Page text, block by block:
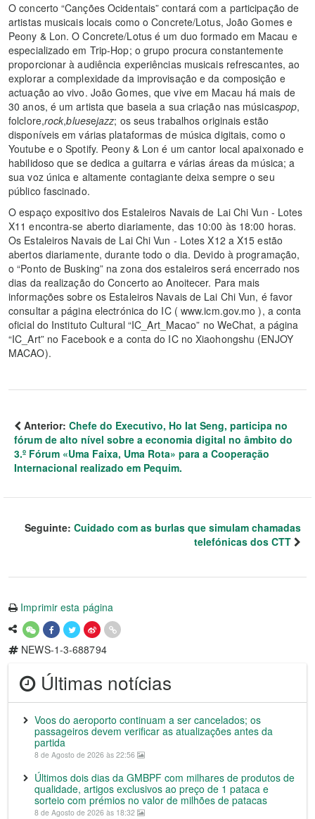
O concerto “Canções Ocidentais” contará com a participação de
artistas musicais locais como o Concrete/Lotus, João Gomes e
Peony & Lon. O Concrete/Lotus é um duo formado em Macau e
especializado em Trip-Hop; o grupo procura constantemente
proporcionar à audiência experiências musicais refrescantes, ao
explorar a complexidade da improvisação e da composição e
actuação ao vivo. João Gomes, que vive em Macau há mais de
30 anos, é um artista que baseia a sua criação nas músicaspop,
folclore,rock,bluesejazz; os seus trabalhos originais estão
disponíveis em várias plataformas de música digitais, como o
Youtube e o Spotify. Peony & Lon é um cantor local apaixonado e
habilidoso que se dedica a guitarra e várias áreas da música; a
sua voz única e altamente contagiante deixa sempre o seu
público fascinado.
O espaço expositivo dos Estaleiros Navais de Lai Chi Vun - Lotes
X11 encontra-se aberto diariamente, das 10:00 às 18:00 horas.
Os Estaleiros Navais de Lai Chi Vun - Lotes X12 a X15 estão
abertos diariamente, durante todo o dia. Devido à programação,
o “Ponto de Busking” na zona dos estaleiros será encerrado nos
dias da realização do Concerto ao Anoitecer. Para mais
informações sobre os Estaleiros Navais de Lai Chi Vun, é favor
consultar a página electrónica do IC ( www.icm.gov.mo ), a conta
oficial do Instituto Cultural “IC_Art_Macao” no WeChat, a página
“IC_Art” no Facebook e a conta do IC no Xiaohongshu (ENJOY
MACAO).
Anterior: Chefe do Executivo, Ho Iat Seng, participa no
fórum de alto nível sobre a economia digital no âmbito do
3.º Fórum «Uma Faixa, Uma Rota» para a Cooperação
Internacional realizado em Pequim.
Seguinte: Cuidado com as burlas que simulam chamadas
telefónicas dos CTT
Imprimir esta página
NEWS-1-3-688794
Últimas notícias
Voos do aeroporto continuam a ser cancelados; os
passageiros devem verificar as atualizações antes da
partida
8 de Agosto de 2026 às 22:56
Últimos dois dias da GMBPF com milhares de produtos de
qualidade, artigos exclusivos ao preço de 1 pataca e
sorteio com prémios no valor de milhões de patacas
8 de Agosto de 2026 às 18:32